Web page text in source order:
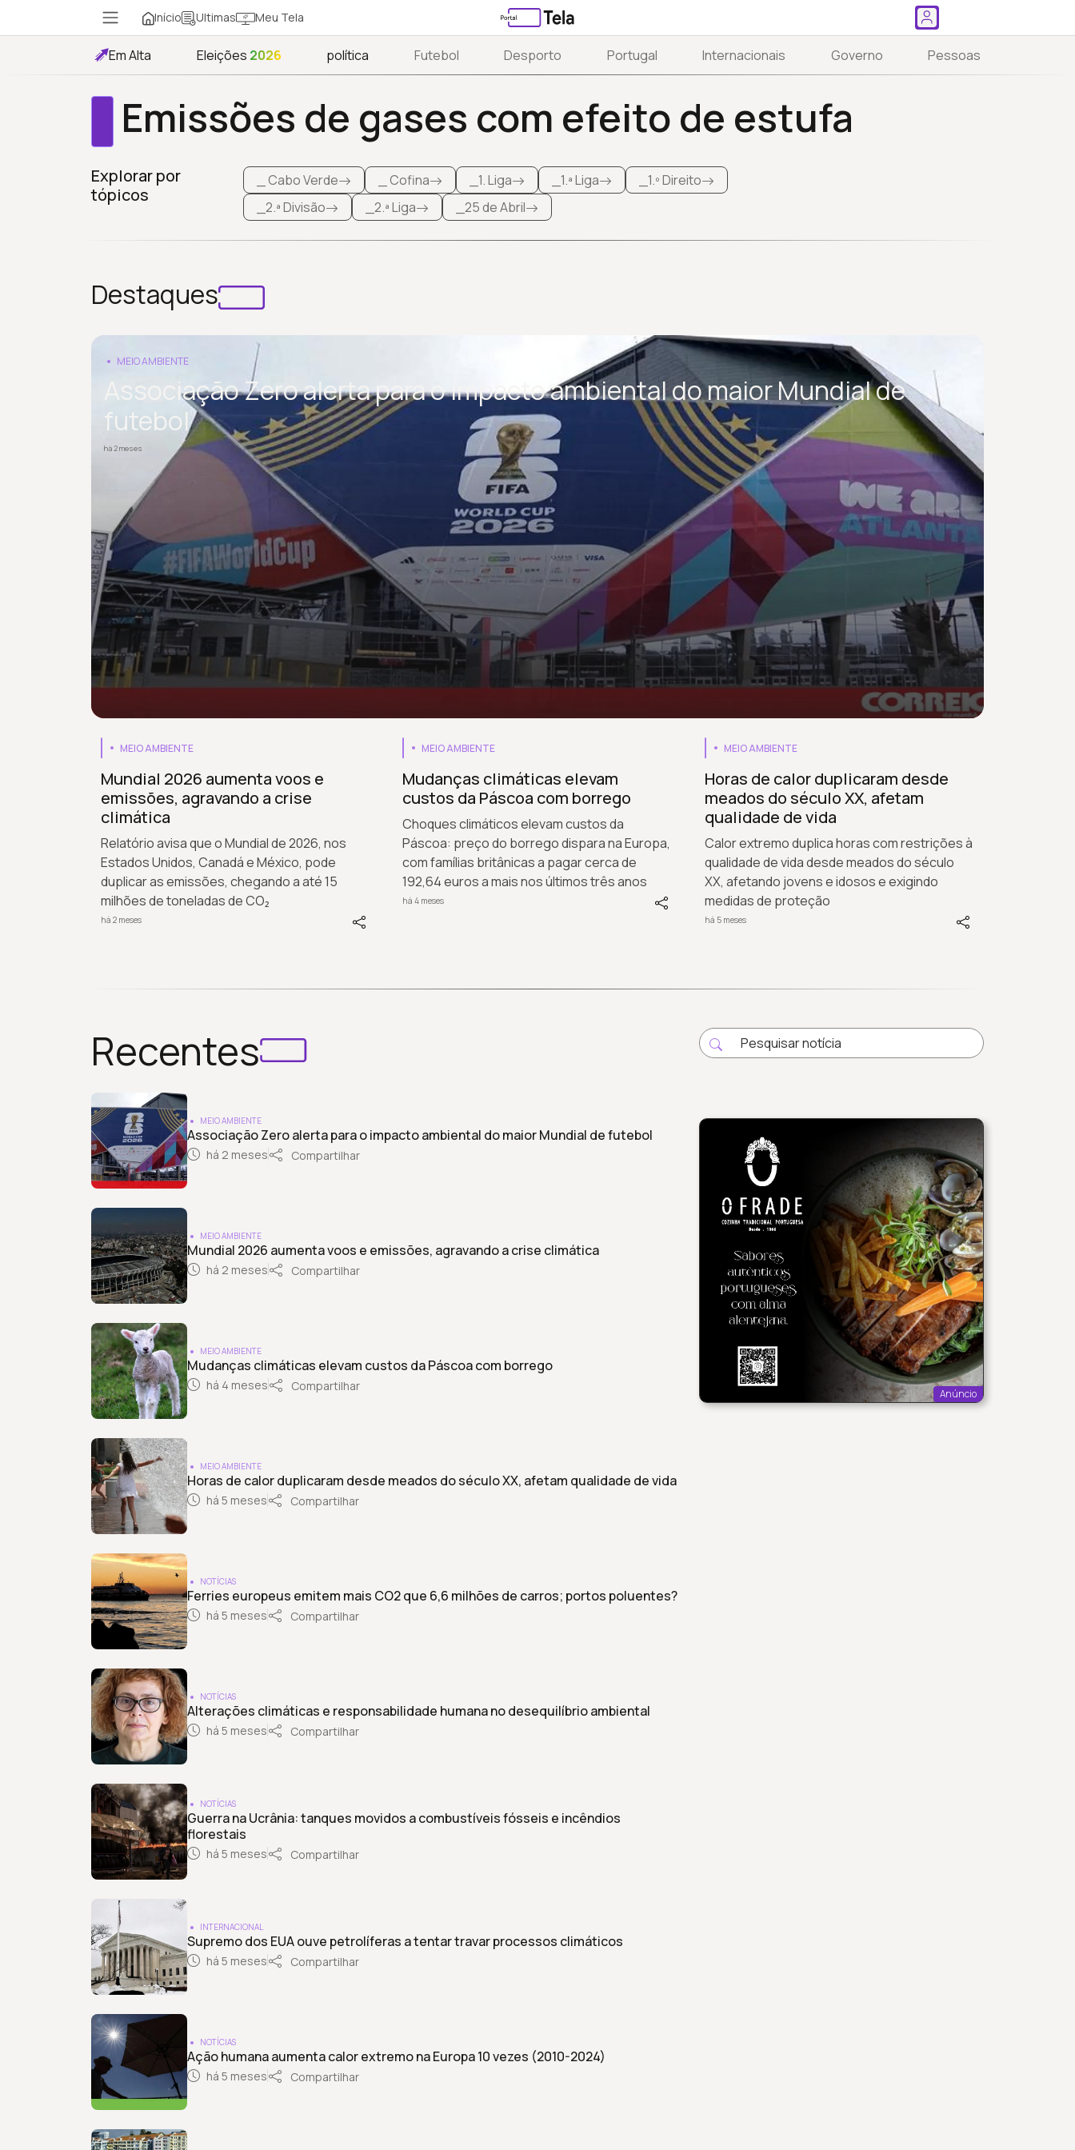
Início Ultimas Meu Tela
Em Alta Eleições 2026 política Futebol Desporto Portugal Internacionais Governo Pessoas
Emissões de gases com efeito de estufa
Explorar por
tópicos
_ Cabo Verde _ Cofina _1. Liga _1.ª Liga
_1.º Direito
_2.ª Divisão
_2.ª Liga _25 de Abril
Destaques
MEIO AMBIENTE
Associação Zero alerta para o impacto ambiental do maior Mundial de
futebol
há 2 meses
MEIO AMBIENTE
Mundial 2026 aumenta voos e
emissões, agravando a crise
climática
Relatório avisa que o Mundial de 2026, nos
Estados Unidos, Canadá e México, pode
duplicar as emissões, chegando a até 15
milhões de toneladas de CO₂
há 2 meses
MEIO AMBIENTE
Mudanças climáticas elevam
custos da Páscoa com borrego
Choques climáticos elevam custos da
Páscoa: preço do borrego dispara na Europa,
com famílias britânicas a pagar cerca de
192,64 euros a mais nos últimos três anos
há 4 meses
MEIO AMBIENTE
Horas de calor duplicaram desde
meados do século XX, afetam
qualidade de vida
Calor extremo duplica horas com restrições à
qualidade de vida desde meados do século
XX, afetando jovens e idosos e exigindo
medidas de proteção
há 5 meses
Recentes
Anúncio
MEIO AMBIENTE
Associação Zero alerta para o impacto ambiental do maior Mundial de futebol
há 2 meses Compartilhar
MEIO AMBIENTE
Mundial 2026 aumenta voos e emissões, agravando a crise climática
há 2 meses Compartilhar
MEIO AMBIENTE
Mudanças climáticas elevam custos da Páscoa com borrego
há 4 meses Compartilhar
MEIO AMBIENTE
Horas de calor duplicaram desde meados do século XX, afetam qualidade de vida
há 5 meses Compartilhar
NOTÍCIAS
Ferries europeus emitem mais CO2 que 6,6 milhões de carros; portos poluentes?
há 5 meses Compartilhar
NOTÍCIAS
Alterações climáticas e responsabilidade humana no desequilíbrio ambiental
há 5 meses Compartilhar
NOTÍCIAS
Guerra na Ucrânia: tanques movidos a combustíveis fósseis e incêndios
florestais
há 5 meses Compartilhar
INTERNACIONAL
Supremo dos EUA ouve petrolíferas a tentar travar processos climáticos
há 5 meses Compartilhar
NOTÍCIAS
Ação humana aumenta calor extremo na Europa 10 vezes (2010-2024)
há 5 meses Compartilhar